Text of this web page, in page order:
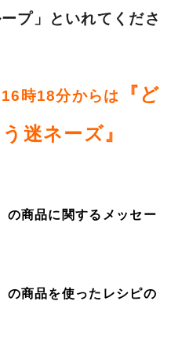
プ」といれてくださ
時18分からは
『ど
迷ネーズ』
の商品に関するメッセー
の商品を使ったレシピの